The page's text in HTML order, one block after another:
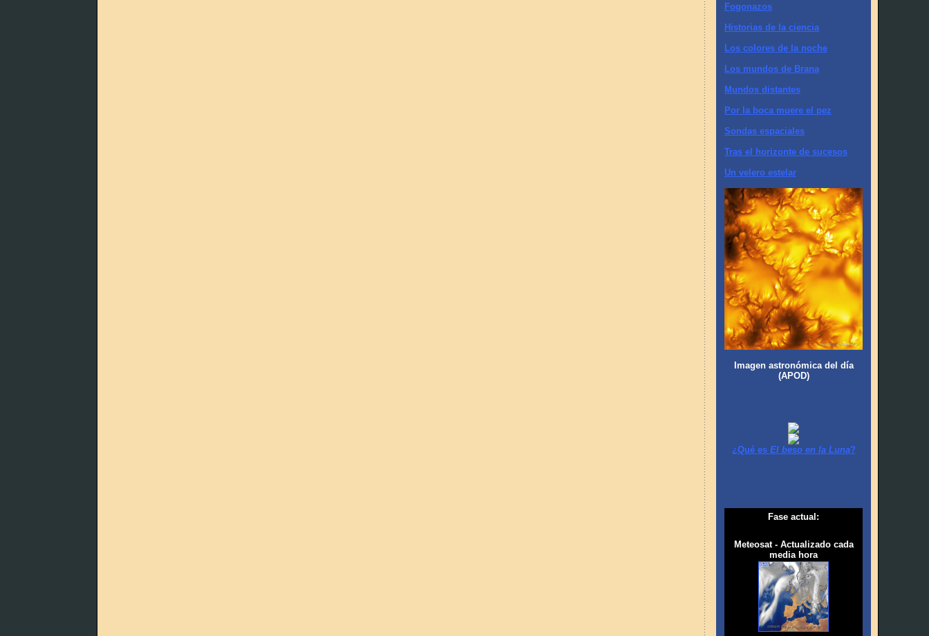
Fogonazos
Historias de la ciencia
Los colores de la noche
Los mundos de Brana
Mundos distantes
Por la boca muere el pez
Sondas espaciales
Tras el horizonte de sucesos
Un velero estelar
Imagen astronómica del día
(APOD)
¿Qué es El beso en la Luna?
Fase actual:
Meteosat - Actualizado cada
media hora